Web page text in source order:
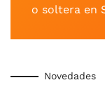
o soltera en
Novedades